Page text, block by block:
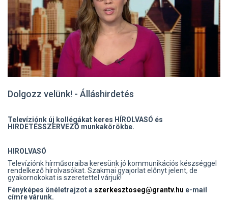
Dolgozz velünk! - Álláshirdetés
Televíziónk új kollégákat keres HÍROLVASÓ és
HIRDETÉSSZERVEZŐ munkakörökbe.
HIROLVASÓ
Televíziónk hírműsoraiba keresünk jó kommunikációs készséggel
rendelkező hírolvasókat. Szakmai gyajorlat előnyt jelent, de
gyakornokokat is szeretettel várjuk!
Fényképes önéletrajzot a szerkesztoseg@grantv.hu e-mail
címre várunk.